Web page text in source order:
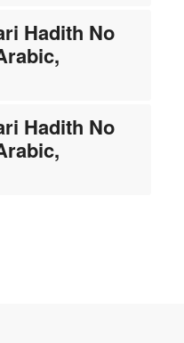
Hadith No
Hadith No